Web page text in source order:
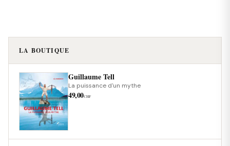
LA BOUTIQUE
Guillaume Tell
La puissance d'un mythe
49,00CHF